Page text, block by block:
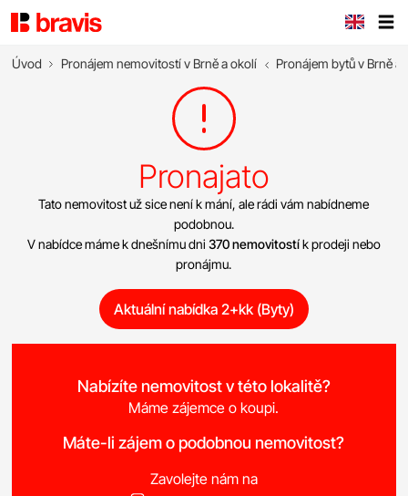
Úvod Pronájem nemovitostí v Brně a okolí Pronájem bytů v Brně a
Pronajato
Tato nemovitost už sice není k mání, ale rádi vám nabídneme
podobnou.
V nabídce máme k dnešnímu dni 370 nemovitostík prodeji nebo
pronájmu.
Aktuální nabídka 2+kk (Byty)
Nabízíte nemovitost v této lokalitě?
Máme zájemce o koupi.
Máte-li zájem o podobnou nemovitost?
Zavolejte nám na